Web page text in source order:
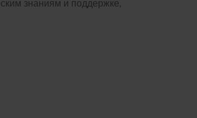
знаниям и поддержке,